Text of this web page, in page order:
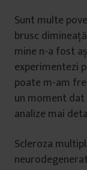
Sunt multe
brusc
mine n-a fost
experimentezi
poate m-am
un moment dat
analize mai
Scleroza